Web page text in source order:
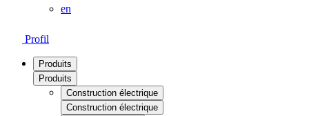
en
Profil
Produits
Produits
Construction électrique
Construction électrique